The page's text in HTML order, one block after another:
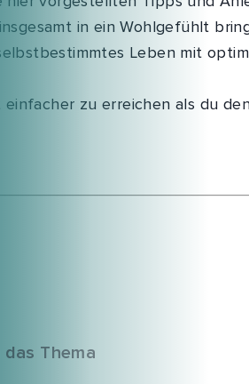
in ein Wohlgefühlt
Leben mit
einfacher zu erreichen als du
Thema